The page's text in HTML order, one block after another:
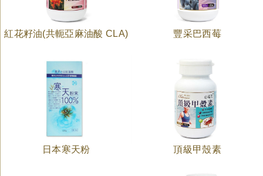
紅花籽油(共軛亞麻油酸 CLA) 豐采巴西莓
日本寒天粉 頂級甲殼素